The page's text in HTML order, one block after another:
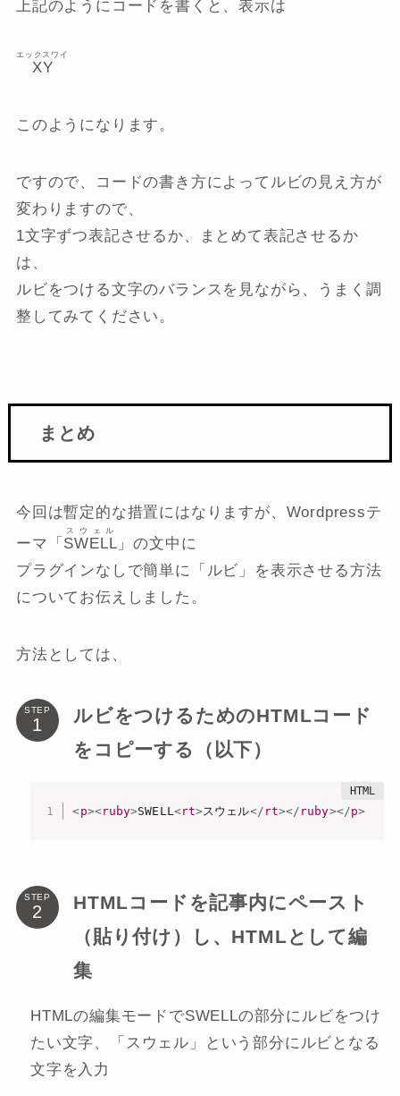
上記のようにコードを書くと、表示は
XY
エックスワイ
このようになります。
ですので、コードの書き方によってルビの見え方が
変わりますので、
1文字ずつ表記させるか、まとめて表記させるか
は、
ルビをつける文字のバランスを見ながら、うまく調
整してみてください。
まとめ
今回は暫定的な措置にはなりますが、Wordpressテ
ーマ「 SWELL
スウェル
」の文中に
プラグインなしで簡単に「ルビ」を表示させる方法
についてお伝えしました。
方法としては、
STEP
ルビをつけるためのHTMLコード
をコピーする（以下）
<p><ruby>SWELL <rt>スウェル</ rt></ ruby></p>
STEP
HTMLコードを記事内にペースト
（貼り付け）し、HTMLとして編
集
HTMLの編集モードでSWELLの部分にルビをつけ
たい文字、「スウェル」という部分にルビとなる
文字を入力